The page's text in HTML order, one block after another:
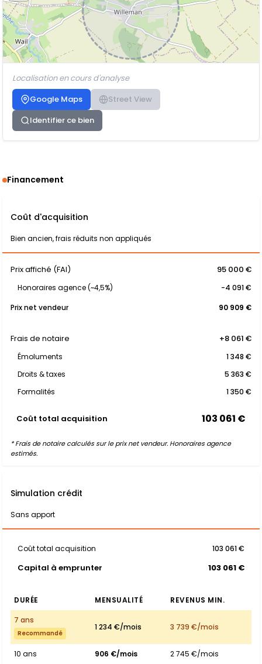
Localisation en cours d'analyse
Google Maps
Street View
Identifier ce bien
Financement
Coût d'acquisition
Bien ancien, frais réduits non appliqués
Prix affiché (FAI) 95 000 €
Honoraires agence (~4,5%)
-4 091 €
Prix net vendeur
90 909 €
Frais de notaire +8 061 €
Émoluments
1 348 €
Droits & taxes
5 363 €
Formalités
1 350 €
Coût total acquisition 103 061 €
* Frais de notaire calculés sur le prix net vendeur. Honoraires agence
estimés.
Simulation crédit
Sans apport
Coût total acquisition 103 061 €
Capital à emprunter 103 061 €
DURÉE MENSUALITÉ
REVENUS MIN.
7 ans
Recommandé
1 234 €/mois 3 739 €/mois
10 ans 906 €/mois 2 745 €/mois